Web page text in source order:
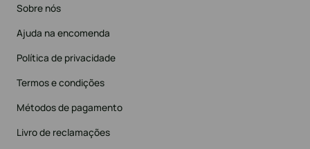
Sobre nós
Ajuda na encomenda
Política de privacidade
Termos e condições
Métodos de pagamento
Livro de reclamações